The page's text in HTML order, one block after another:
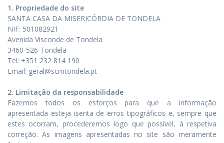
1. Propriedade do site
SANTA CASA DA MISERICÓRDIA DE TONDELA
NIF: 501082921
Avenida Visconde de Tondela
3460-526 Tondela
Tel: +351 232 814 190
Email: geral@scmtondela.pt
2. Limitação da responsabilidade
Fazemos todos os esforços para que a informação
apresentada esteja isenta de erros tipográficos e, sempre que
estes ocorram, procederemos logo que possível, à respetiva
correção. As imagens apresentadas no site são meramente